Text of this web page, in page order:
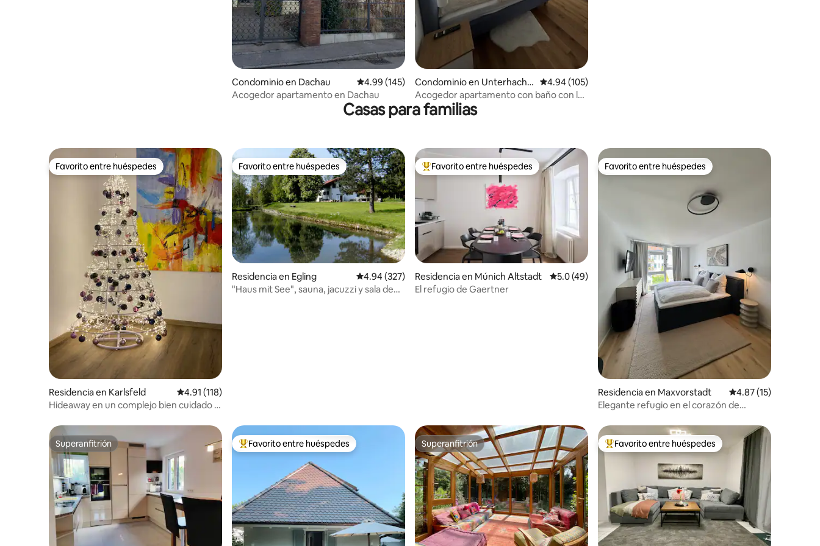
Condominio en Dachau Calificación promedio: 4.99 de 5; 145 evaluaciones
4.99 (145)
Acogedor apartamento en Dachau
Condominio en Unterhachin
g
Calificación promedio: 4.94 de 5; 105 evaluaciones
4.94 (105)
Acogedor apartamento con baño con luz
natural
Casas para familias
Favorito entre huéspedes
Favorito entre huéspedes
Residencia en Karlsfeld Calificación promedio: 4.91 de 5; 118 evaluaciones
4.91 (118)
Hideaway en un complejo bien cuidado a
Favorito entre huéspedes
Favorito entre huéspedes
Residencia en Egling Calificación promedio: 4.94 de 5; 327 evaluaciones
4.94 (327)
"Haus mit See", sauna, jacuzzi y sala de
De los mejores en Favorito entre huéspedes
Favorito entre huéspedes
Residencia en Múnich Altstadt Calificación promedio: 5.0 de 5; 49 evaluaciones
5.0 (49)
El refugio de Gaertner
Favorito entre huéspedes
Favorito entre huéspedes
Residencia en Maxvorstadt Calificación
4.87 (15)
Elegante refugio en el corazón de
Superanfitrión
Superanfitrión De los mejores en Favorito entre huéspedes
Favorito entre huéspedes Superanfitrión
Superanfitrión De los mejores en Favorito entre huéspedes
Favorito entre huéspedes